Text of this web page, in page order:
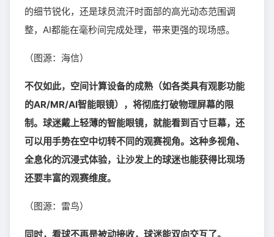
的细节锐化，还是球员流汗时面部的高光动态范围调
整，AI都能在毫秒间完成处理，带来更强的现场感。
（图源：海信）
不仅如此，空间计算设备的成熟（如各类具有观影功能
的AR/MR/AI智能眼镜），将彻底打破物理屏幕的限
制。球迷戴上轻薄的智能眼镜，就能看到百寸巨幕，还
可以用手势在空中切转不同的观赛视角。这种多视角、
全息化的沉浸式体验，让沙发上的球迷也能获得比现场
还要丰富的观赛维度。
（图源：雷鸟）
同时，看球不再是被动接收，球迷能双向交互了。